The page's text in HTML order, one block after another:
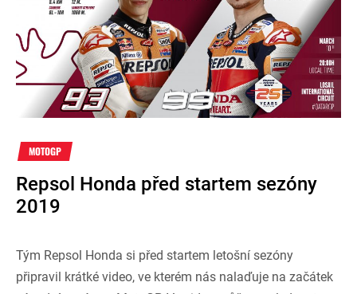
MOTOGP
Repsol Honda před startem sezóny
2019
Tým Repsol Honda si před startem letošní sezóny
připravil krátké video, ve kterém nás nalaďuje na začátek